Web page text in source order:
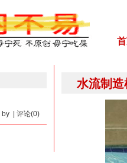
by | 评论(0)
水流制造